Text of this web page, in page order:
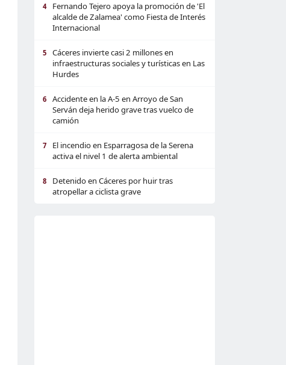
4
Fernando Tejero apoya la promoción de 'El
alcalde de Zalamea' como Fiesta de Interés
Internacional
5
Cáceres invierte casi 2 millones en
infraestructuras sociales y turísticas en Las
Hurdes
6
Accidente en la A-5 en Arroyo de San
Serván deja herido grave tras vuelco de
camión
7
El incendio en Esparragosa de la Serena
activa el nivel 1 de alerta ambiental
8
Detenido en Cáceres por huir tras
atropellar a ciclista grave